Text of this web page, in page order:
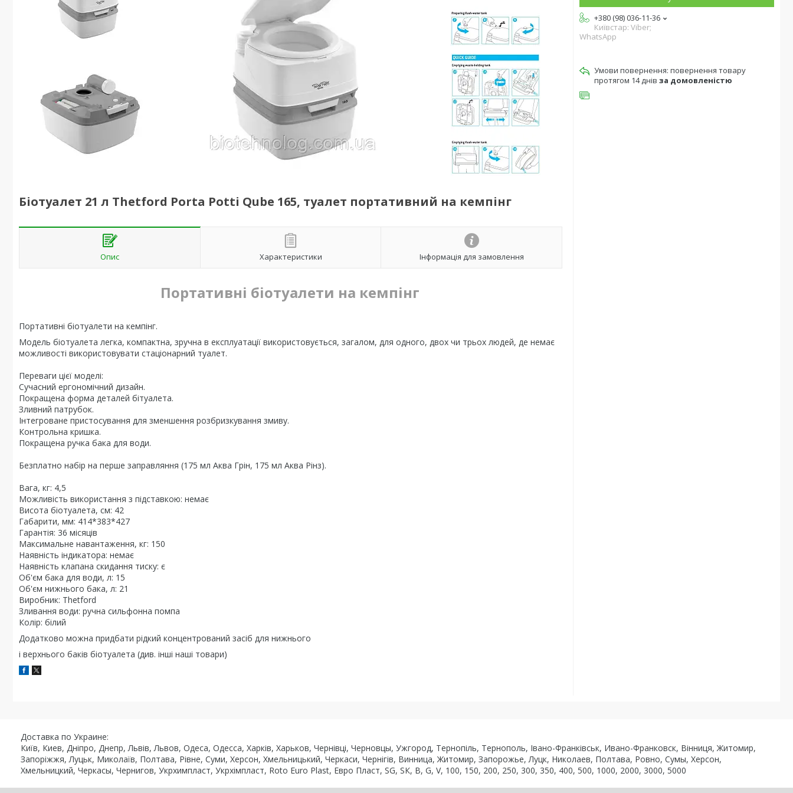
Біотуалет 21 л Thetford Porta Potti Qube 165, туалет портативний на кемпінг
Опис Характеристики Інформація для замовлення
Портативні біотуалети на кемпінг
Портативні біотуалети на кемпінг.
Модель біотуалета легка, компактна, зручна в експлуатації використовується, загалом, для одного, двох чи трьох людей, де немає
можливості використовувати стаціонарний туалет.
Переваги цієї моделі:
Сучасний ергономічний дизайн.
Покращена форма деталей бітуалета.
Зливний патрубок.
Інтегроване пристосування для зменшення розбризкування змиву.
Контрольна кришка.
Покращена ручка бака для води.
Безплатно набір на перше заправляння (175 мл Аква Грін, 175 мл Аква Рінз).
Вага, кг: 4,5
Можливість використання з підставкою: немає
Висота біотуалета, см: 42
Габарити, мм: 414*383*427
Гарантія: 36 місяців
Максимальне навантаження, кг: 150
Наявність індикатора: немає
Наявність клапана скидання тиску: є
Об'єм бака для води, л: 15
Об'єм нижнього бака, л: 21
Виробник: Thetford
Зливання води: ручна сильфонна помпа
Колір: білий
Додатково можна придбати рідкий концентрований засіб для нижнього
і верхнього баків біотуалета (див. інші наші товари)
+380 (98) 036-11-36
Київстар: Viber;
WhatsApp
повернення товару
протягом 14 днів за домовленістю
Доставка по Украине:
Київ, Киев, Дніпро, Днепр, Львів, Львов, Одеса, Одесса, Харків, Харьков, Чернівці, Черновцы, Ужгород, Тернопіль, Тернополь, Івано-Франківськ, Ивано-Франковск, Вінниця, Житомир,
Запоріжжя, Луцьк, Миколаїв, Полтава, Рівне, Суми, Херсон, Хмельницький, Черкаси, Чернігів, Винница, Житомир, Запорожье, Луцк, Николаев, Полтава, Ровно, Сумы, Херсон,
Хмельницкий, Черкасы, Чернигов, Укрхимпласт, Укрхімпласт, Roto Euro Plast, Евро Пласт, SG, SК, В, G, V, 100, 150, 200, 250, 300, 350, 400, 500, 1000, 2000, 3000, 5000